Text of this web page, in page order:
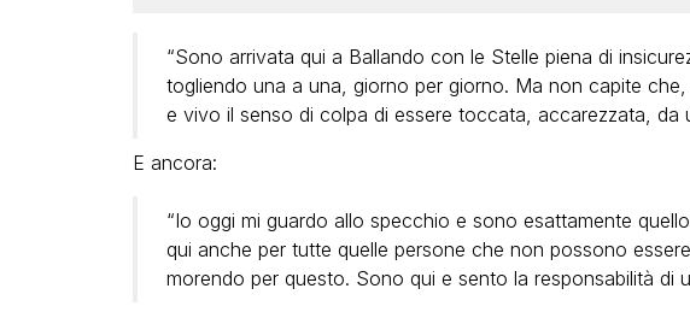
“Sono arrivata qui a Ballando con le Stelle piena di
togliendo una a una, giorno per giorno. Ma non capite
e vivo il senso di colpa di essere toccata, accarezzata, da
E ancora:
“Io oggi mi guardo allo specchio e sono esattamente
qui anche per tutte quelle persone che non possono
morendo per questo. Sono qui e sento la responsabilità di